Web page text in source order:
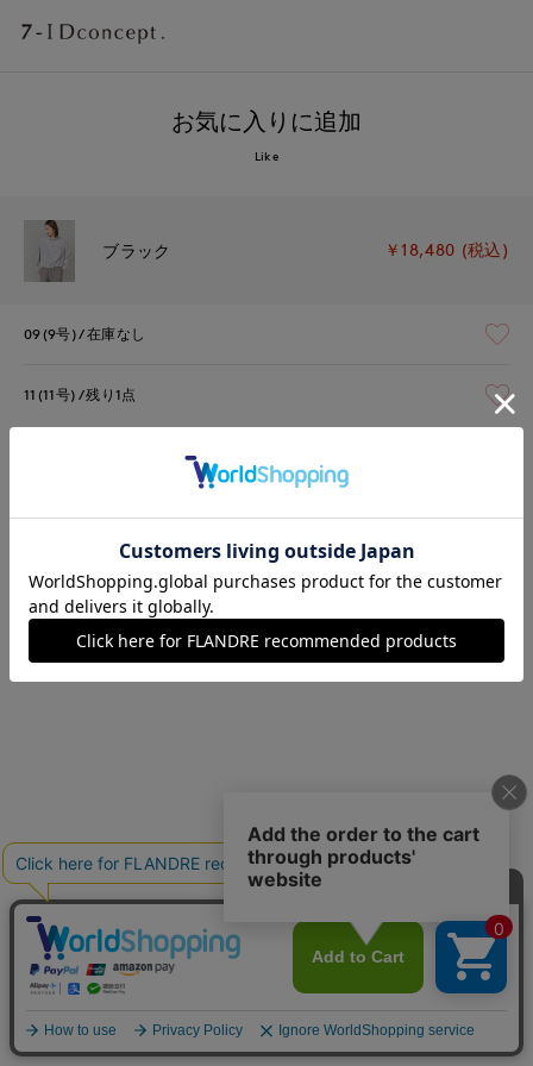
お気に入りに追加
Like
ブラック ￥18,480 (税込)
09(9号) 在庫なし
11(11号) 残り1点